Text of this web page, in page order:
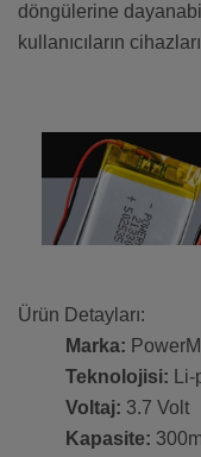
döngülerine
kullanıcıların
Ürün Detayları:
Marka:
Teknolojisi:
Voltaj: 3.7 Volt
Kapasite: